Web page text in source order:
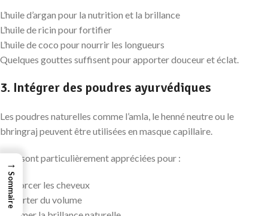
L’huile d’argan pour la nutrition et la brillance
L’huile de ricin pour fortifier
L’huile de coco pour nourrir les longueurs
Quelques gouttes suffisent pour apporter douceur et éclat.
3. Intégrer des poudres ayurvédiques
Les poudres naturelles comme l’amla, le henné neutre ou le
bhringraj peuvent être utilisées en masque capillaire.
Elles sont particulièrement appréciées pour :
Renforcer les cheveux
Apporter du volume
→
Sommaire